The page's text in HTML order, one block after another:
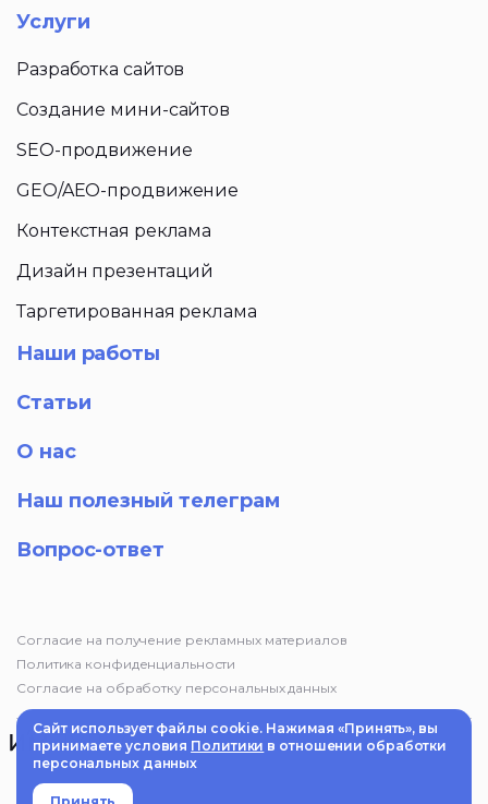
Услуги
Разработка сайтов
Создание мини-сайтов
SEO-продвижение
GEO/AEO-продвижение
Контекстная реклама
Дизайн презентаций
Таргетированная реклама
Наши работы
Статьи
О нас
Наш полезный телеграм
Вопрос-ответ
Согласие на получение рекламных материалов
Политика конфиденциальности
Согласие на обработку персональных данных
© 2025 Маркетинговое агентство «Импульс». Информация на
сайте не является публичной офертой
Сайт использует файлы cookie. Нажимая «Принять», вы
принимаете условия Политики в отношении обработки
персональных данных